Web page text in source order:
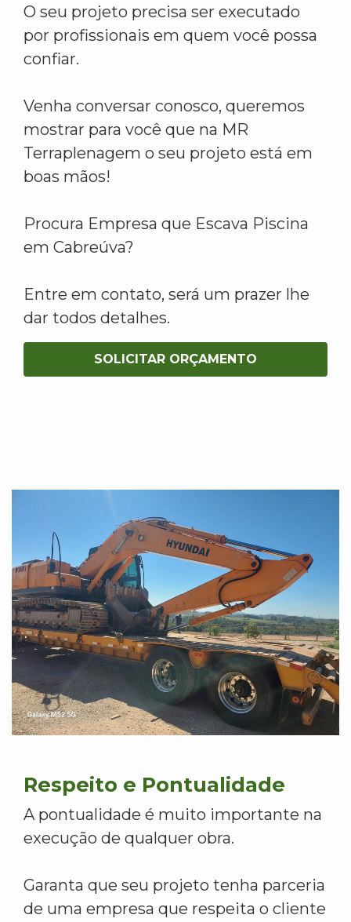
O seu projeto precisa ser executado
por profissionais em quem você possa
confiar.
Venha conversar conosco, queremos
mostrar para você que na MR
Terraplenagem o seu projeto está em
boas mãos!
Procura Empresa que Escava Piscina
em Cabreúva?
Entre em contato, será um prazer lhe
dar todos detalhes.
SOLICITAR ORÇAMENTO
Respeito e Pontualidade
A pontualidade é muito importante na
execução de qualquer obra.
Garanta que seu projeto tenha parceria
de uma empresa que respeita o cliente